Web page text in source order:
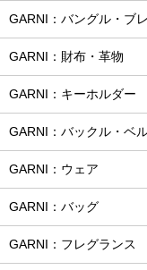
GARNI：バングル・ブ
GARNI：財布・革物
GARNI：キーホルダー
GARNI：バックル・ベ
GARNI：ウェア
GARNI：バッグ
GARNI：フレグランス